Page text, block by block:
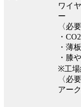
ワイ
ー
〈必
・
・薄
・膝
※工場
〈必
アー